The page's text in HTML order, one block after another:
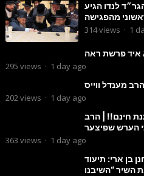
לנדו הגיע
מהפגישה
הנדירה
314views · 1
איד פרשת ראה
295 views · 1 day ago
מענדל ווייס
202views · 1 day ago
חינם!! | הרב
הערש שפיצער
363 views · 1 day ago
בן ארי: תיעוד